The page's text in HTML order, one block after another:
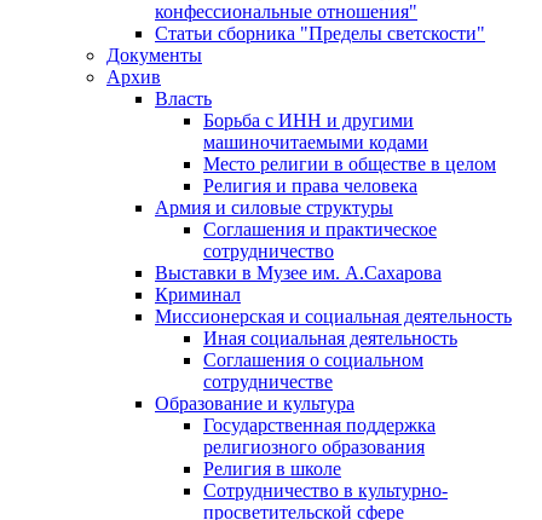
конфессиональные отношения"
Статьи сборника "Пределы светскости"
Документы
Архив
Власть
Борьба с ИНН и другими
машиночитаемыми кодами
Место религии в обществе в целом
Религия и права человека
Армия и силовые структуры
Соглашения и практическое
сотрудничество
Выставки в Музее им. А.Сахарова
Криминал
Миссионерская и социальная деятельность
Иная социальная деятельность
Соглашения о социальном
сотрудничестве
Образование и культура
Государственная поддержка
религиозного образования
Религия в школе
Сотрудничество в культурно-
просветительской сфере